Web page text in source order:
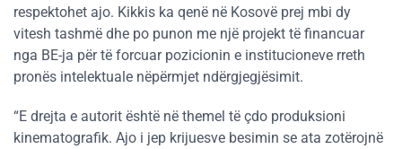
respektohet ajo. Kikkis ka qenë në Kosovë prej mbi dy
vitesh tashmë dhe po punon me një projekt të financuar
nga BE-ja për të forcuar pozicionin e institucioneve rreth
pronës intelektuale nëpërmjet ndërgjegjësimit.
“E drejta e autorit është në themel të çdo produksioni
kinematografik. Ajo i jep krijuesve besimin se ata zotërojnë